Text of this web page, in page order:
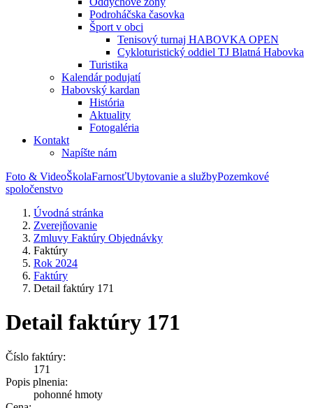
Podroháčska časovka
Šport v obci
Tenisový turnaj HABOVKA OPEN
Cykloturistický oddiel TJ Blatná Habovka
Turistika
Kalendár podujatí
Habovský kardan
História
Aktuality
Fotogaléria
Kontakt
Napíšte nám
Foto & VideoŠkolaFarnosťUbytovanie a službyPozemkové
spoločenstvo
Úvodná stránka
Zverejňovanie
Zmluvy Faktúry Objednávky
Faktúry
Rok 2024
Faktúry
Detail faktúry 171
Detail faktúry 171
Číslo faktúry:
171
Popis plnenia:
pohonné hmoty